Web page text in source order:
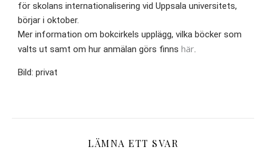
för skolans internationalisering vid Uppsala universitets,
börjar i oktober.
Mer information om bokcirkels upplägg, vilka böcker som
valts ut samt om hur anmälan görs finns här.
Bild: privat
LÄMNA ETT SVAR